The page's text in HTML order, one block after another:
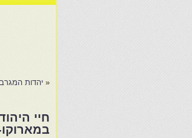
« יהדות
חיי